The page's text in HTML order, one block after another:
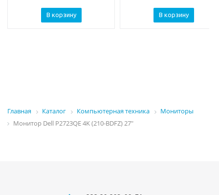
В корзину В корзину
Главная Каталог Компьютерная техника
Мониторы
Монитор Dell P2723QE 4K (210-BDFZ) 27"